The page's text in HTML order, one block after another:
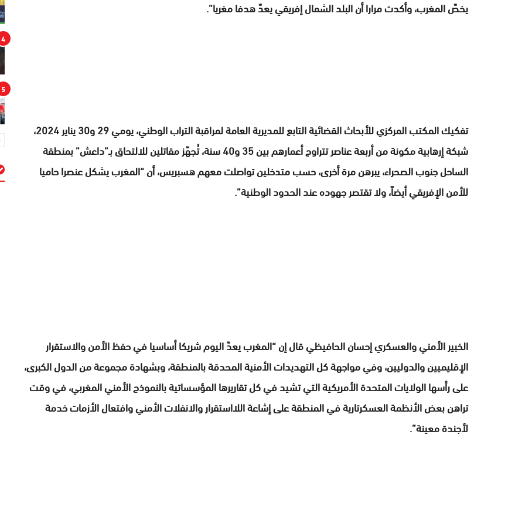
يخصّ المغرب، وأكدت مرارا أن البلد الشمال إفريقي يعدّ هدفا مغريا”.
تفكيك المكتب المركزي للأبحاث القضائية التابع للمديرية العامة لمراقبة التراب الوطني، يومي 29 و30 يناير 2024،
شبكة إرهابية مكونة من أربعة عناصر تتراوح أعمارهم بين 35 و40 سنة، تُجهّز مقاتلين للالتحاق بـ”داعش” بمنطقة
الساحل جنوب الصحراء، يبرهن مرة أخرى، حسب متدخلين تواصلت معهم هسبريس، أن “المغرب يشكل عنصرا حاميا
للأمن الإفريقي أيضاً، ولا تقتصر جهوده عند الحدود الوطنية”.
الخبير الأمني والعسكري إحسان الحافيظي قال إن “المغرب يعدّ اليوم شريكا أساسيا في حفظ الأمن والاستقرار
الإقليميين والدوليين، وفي مواجهة كل التهديدات الأمنية المحدقة بالمنطقة، وبشهادة مجموعة من الدول الكبرى،
على رأسها الولايات المتحدة الأمريكية التي تشيد في كل تقاريرها المؤسساتية بالنموذج الأمني المغربي، في وقت
تراهن بعض الأنظمة العسكرتارية في المنطقة على إشاعة اللااستقرار والانفلات الأمني وافتعال الأزمات خدمة
لأجندة معينة”.
4
5